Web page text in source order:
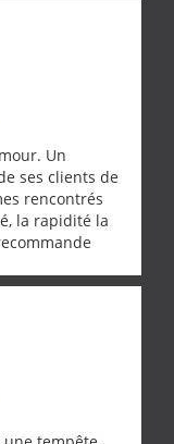
Un
ses clients de
rencontrés
la rapidité la